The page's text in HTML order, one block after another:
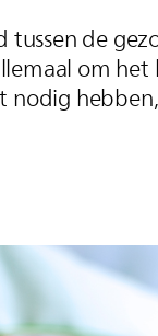
tussen de
om
nodig